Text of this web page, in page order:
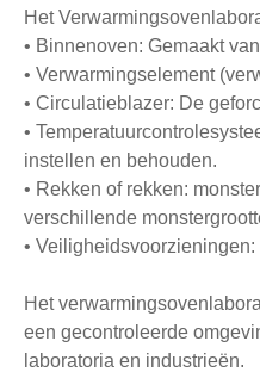
Het
• Binnenoven: Gemaakt
• Verwarmingselement
• Circulatieblazer: De
•
instellen en behouden.
• Rekken of rekken:
verschillende
•
Het
een gecontroleerde
laboratoria en industrieën.